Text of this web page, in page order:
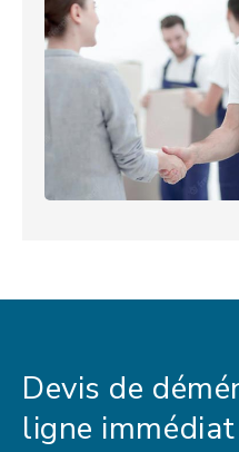
Devis de
ligne immédiat